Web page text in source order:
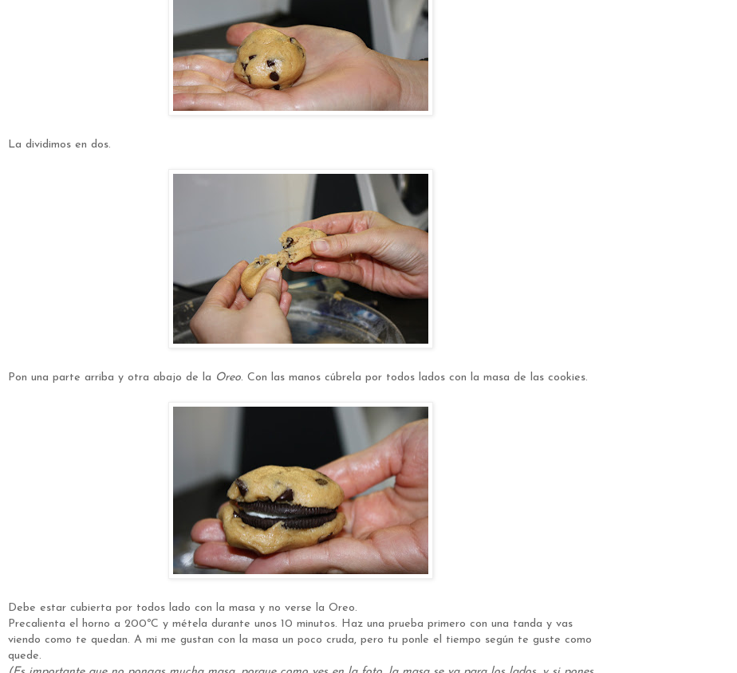
La dividimos en dos.
Pon una parte arriba y otra abajo de la Oreo. Con las manos cúbrela por todos lados con la masa de las cookies.
Debe estar cubierta por todos lado con la masa y no verse la Oreo.
Precalienta el horno a 200ºC y métela durante unos 10 minutos. Haz una prueba primero con una tanda y vas
viendo como te quedan. A mi me gustan con la masa un poco cruda, pero tu ponle el tiempo según te guste como
quede.